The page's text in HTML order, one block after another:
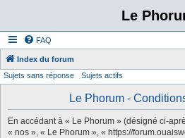
Le
FAQ
Index du forum
Sujets sans réponse Sujets actifs
Le Phorum -
En accédant à « Le Phorum » (désigné ci-
« nos », « Le Phorum », « https://